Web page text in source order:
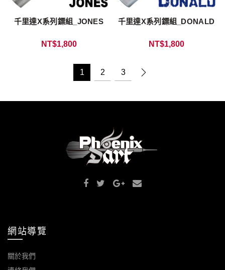
千里達X系列鏢組_JONES
NT$1,800
千里達X系列鏢組_DONALD
NT$1,800
1 2 3
網站導覽
關於我們